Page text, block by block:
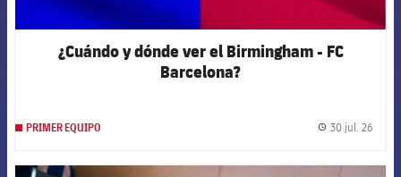
¿Cuándo y dónde ver el Birmingham - FC
Barcelona?
PRIMER EQUIPO 30 jul. 26